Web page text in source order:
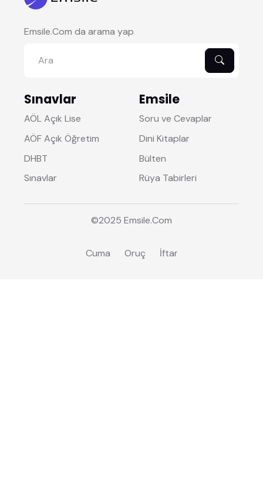
Emsile.Com da arama yap
Sınavlar
AÖL Açık Lise
AÖF Açık Öğretim
DHBT
Sınavlar
Emsile
Soru ve Cevaplar
Dini Kitaplar
Bülten
Rüya Tabirleri
©2025 Emsile.Com
Cuma Oruç İftar